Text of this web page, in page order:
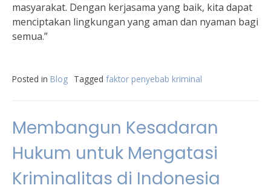
masyarakat. Dengan kerjasama yang baik, kita dapat
menciptakan lingkungan yang aman dan nyaman bagi
semua.”
Posted in Blog Tagged faktor penyebab kriminal
Membangun Kesadaran
Hukum untuk Mengatasi
Kriminalitas di Indonesia